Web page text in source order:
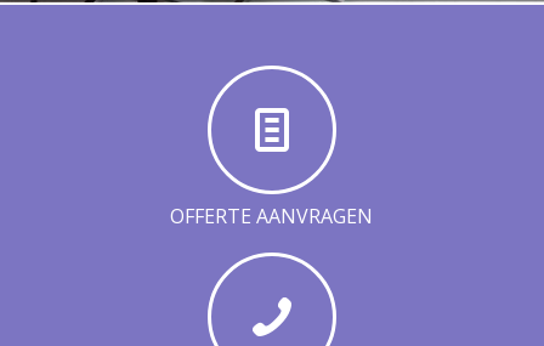
OFFERTE AANVRAGEN